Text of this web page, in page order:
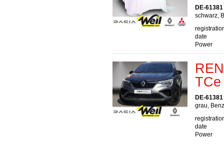
DE-
schwarz,
date
Power
DE-
grau,
date
Power